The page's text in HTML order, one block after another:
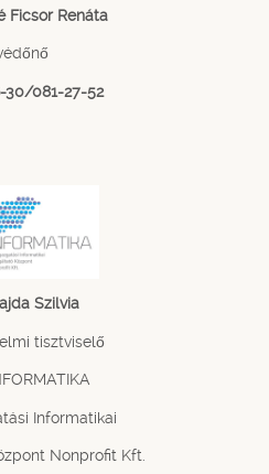
Ficsor Renáta
30/081-27-52
Szilvia
tisztviselő
Informatikai
Nonprofit Kft.